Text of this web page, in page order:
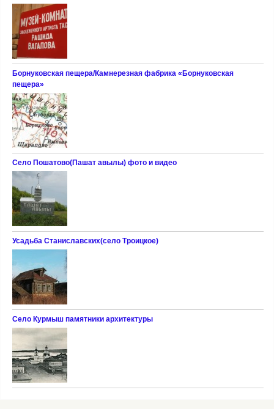
Борнуковская пещера/Камнерезная фабрика «Борнуковская
пещера»
Село Пошатово(Пашат авылы) фото и видео
Усадьба Станиславских(село Троицкое)
Село Курмыш памятники архитектуры